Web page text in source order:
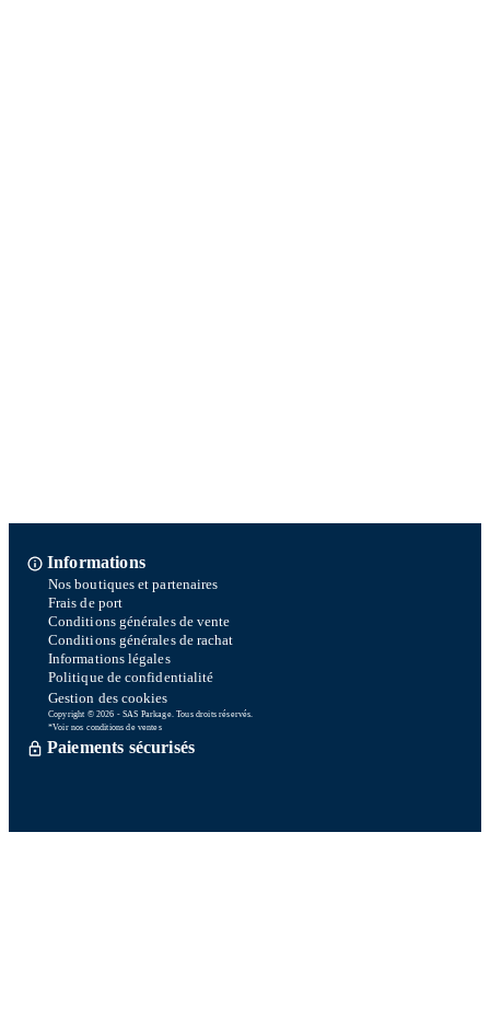
Informations
Nos boutiques et partenaires
Frais de port
Conditions générales de vente
Conditions générales de rachat
Informations légales
Politique de confidentialité
Gestion des cookies
Copyright © 2026 - SAS Parkage. Tous droits réservés.
*Voir nos conditions de ventes
Paiements sécurisés